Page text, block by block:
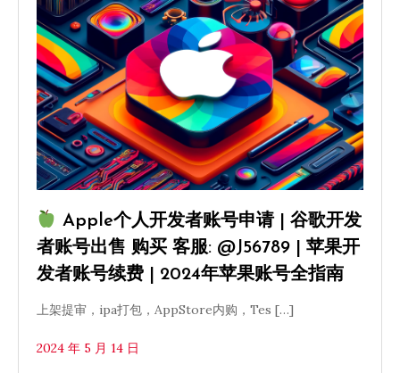
Apple个人开发者账号申请 | 谷歌开发
者账号出售 购买 客服: @J56789 | 苹果开
发者账号续费 | 2024年苹果账号全指南
上架提审，ipa打包，AppStore内购，Tes […]
2024 年 5 月 14 日